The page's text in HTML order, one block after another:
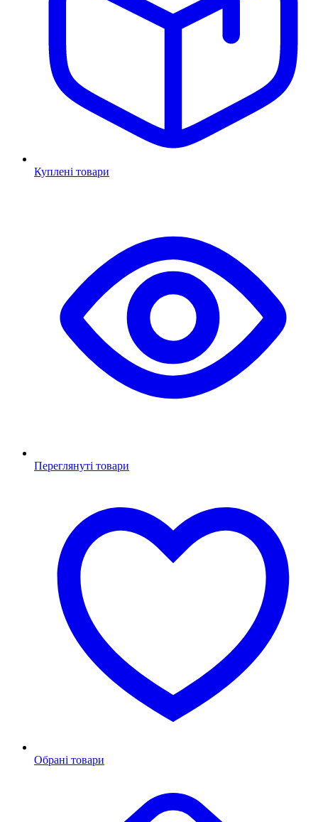
Куплені товари
Переглянуті товари
Обрані товари